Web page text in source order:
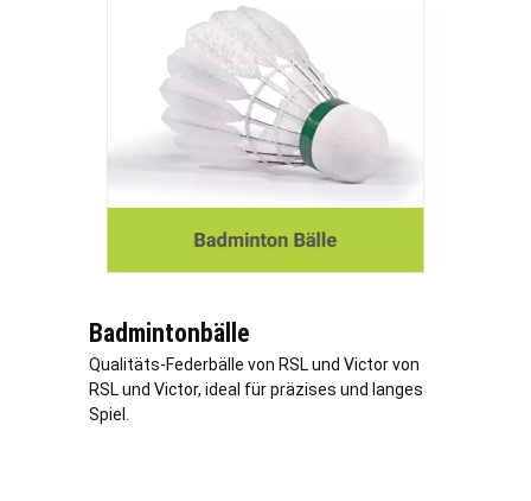
Badmintonbälle
Qualitäts-Federbälle von RSL und Victor von
RSL und Victor, ideal für präzises und langes
Spiel.